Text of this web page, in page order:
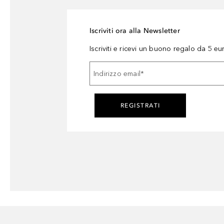
Iscriviti ora alla Newsletter
Iscriviti e ricevi un buono regalo da 5
Indirizzo email *
REGISTRATI